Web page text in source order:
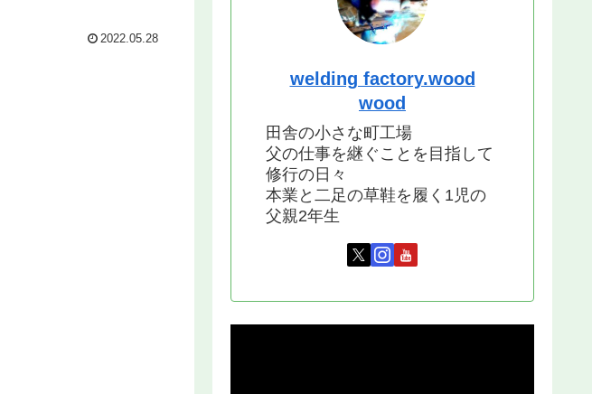
2022.05.28
welding factory.wood
wood
田舎の小さな町工場
父の仕事を継ぐことを目指して
修行の日々
本業と二足の草鞋を履く1児の
父親2年生